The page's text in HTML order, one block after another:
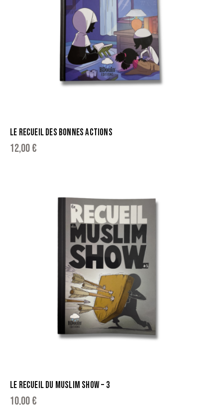
LE RECUEIL DES BONNES ACTIONS
12,00€
LE RECUEIL DU MUSLIM SHOW – 3
10,00€